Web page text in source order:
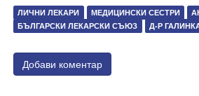
ЛИЧНИ ЛЕКАРИ МЕДИЦИНСКИ СЕСТРИ
БЪЛГАРСКИ ЛЕКАРСКИ СЪЮЗ
Д-Р
Добави коментар